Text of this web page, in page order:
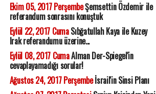
Ekim 05, 2017 PerşembeŞemsettin Özdemir ile
referandum sonrasını konuştuk
Eylül 22, 2017 CumaSıbğatullah Kaya ile Kuzey
Irak referandumu üzerine...
Eylül 08, 2017 CumaAlman Der-Spiegel'in
cevaplayamadığı sorular!
Ağustos 24, 2017 Perşembeİsrail'in Sinsi Planı